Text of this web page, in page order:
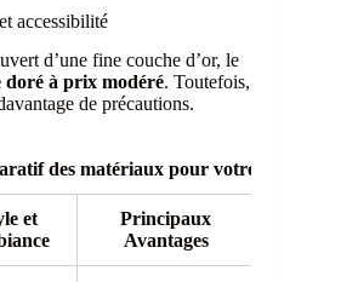
accessibilité
d’une fine couche d’or, le
doré à prix modéré. Toutefois,
de précautions.
des matériaux pour votre pendentif
et
Principaux
Avantages